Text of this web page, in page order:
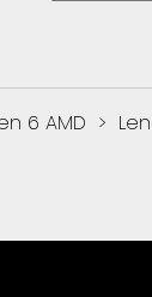
6 AMD >